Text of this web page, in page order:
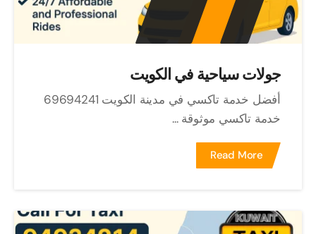
جولات سياحية في الكويت
أفضل خدمة تاكسي في مدينة الكويت 69694241
خدمة تاكسي موثوقة ...
Read More